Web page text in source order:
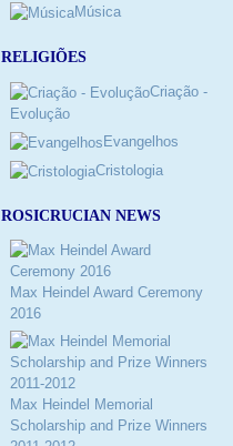
Música
RELIGIÕES
Criação -
Evolução
Evangelhos
Cristologia
ROSICRUCIAN NEWS
Max Heindel Award Ceremony
2016
Max Heindel Memorial
Scholarship and Prize Winners